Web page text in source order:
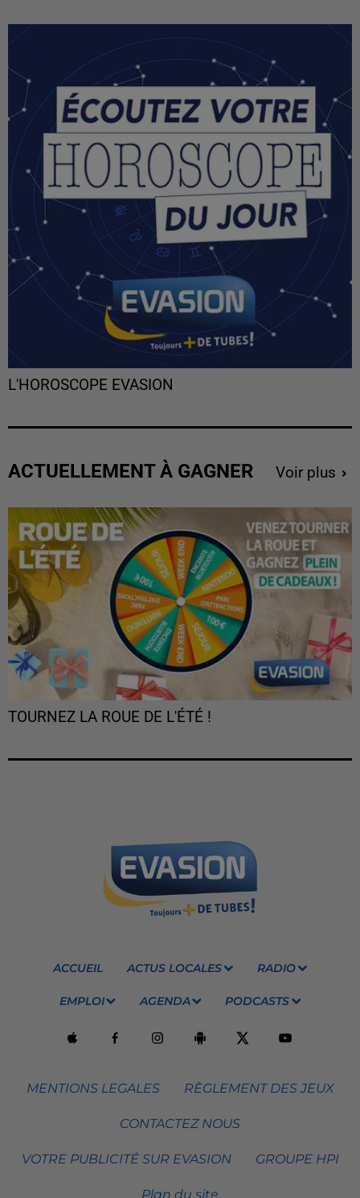
L'HOROSCOPE EVASION
ACTUELLEMENT À GAGNER Voir plus
TOURNEZ LA ROUE DE L'ÉTÉ !
ACCUEIL ACTUS LOCALES RADIO
EMPLOI AGENDA PODCASTS
MENTIONS LEGALES RÈGLEMENT DES JEUX
CONTACTEZ NOUS
VOTRE PUBLICITÉ SUR EVASION GROUPE HPI
Plan du site